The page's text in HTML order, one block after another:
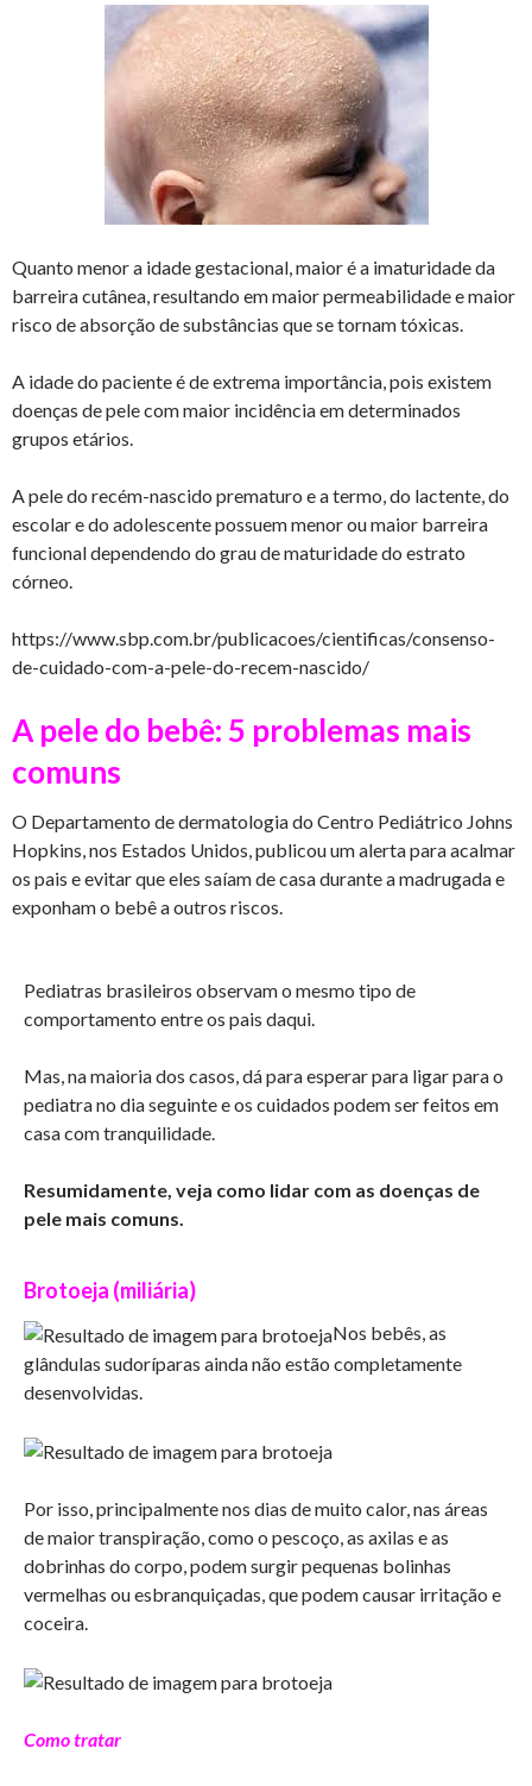
Quanto menor a idade gestacional, maior é a imaturidade da
barreira cutânea, resultando em maior permeabilidade e maior
risco de absorção de substâncias que se tornam tóxicas.
A idade do paciente é de extrema importância, pois existem
doenças de pele com maior incidência em determinados
grupos etários.
A pele do recém-nascido prematuro e a termo, do lactente, do
escolar e do adolescente possuem menor ou maior barreira
funcional dependendo do grau de maturidade do estrato
córneo.
https://www.sbp.com.br/publicacoes/cientificas/consenso-
de-cuidado-com-a-pele-do-recem-nascido/
A pele do bebê: 5 problemas mais
comuns
O Departamento de dermatologia do Centro Pediátrico Johns
Hopkins, nos Estados Unidos, publicou um alerta para acalmar
os pais e evitar que eles saíam de casa durante a madrugada e
exponham o bebê a outros riscos.
Pediatras brasileiros observam o mesmo tipo de
comportamento entre os pais daqui.
Mas, na maioria dos casos, dá para esperar para ligar para o
pediatra no dia seguinte e os cuidados podem ser feitos em
casa com tranquilidade.
Resumidamente, veja como lidar com as doenças de
pele mais comuns.
Brotoeja (miliária)
Nos bebês, as
glândulas sudoríparas ainda não estão completamente
desenvolvidas.
Por isso, principalmente nos dias de muito calor, nas áreas
de maior transpiração, como o pescoço, as axilas e as
dobrinhas do corpo, podem surgir pequenas bolinhas
vermelhas ou esbranquiçadas, que podem causar irritação e
coceira.
Como tratar